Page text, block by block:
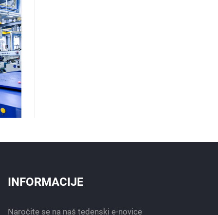
INFORMACIJE
Naročite se na naš tedenski e-novice